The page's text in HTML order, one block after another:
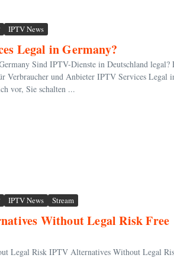
IPTV News
Legal in Germany?
Sind IPTV-Dienste in Deutschland legal?
Verbraucher und Anbieter IPTV Services Legal
vor, Sie schalten ...
IPTV News Stream
Without Legal Risk Free
Legal Risk IPTV Alternatives Without Legal